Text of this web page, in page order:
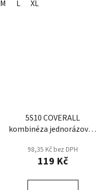
M L XL
5S10 COVERALL
kombinéza jednorázová -
98,35 Kč bez DPH
119 Kč